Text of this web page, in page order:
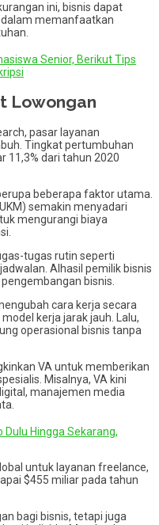
ini, bisnis dapat
memanfaatkan
Senior, Berikut Tips
Lowongan
pasar layanan
Tingkat pertumbuhan
11,3% dari tahun 2020
beberapa faktor utama.
semakin menyadari
mengurangi biaya
tugas rutin seperti
Alhasil pemilik bisnis
bisnis.
cara kerja secara
kerja jarak jauh. Lalu,
operasional bisnis tanpa
VA untuk memberikan
Misalnya, VA kini
manajemen media
Dulu Hingga Sekarang,
untuk layanan freelance,
$455 miliar pada tahun
bagi bisnis, tetapi juga